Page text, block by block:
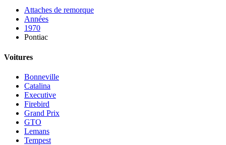
Attaches de remorque
Années
1970
Pontiac
Voitures
Bonneville
Catalina
Executive
Firebird
Grand Prix
GTO
Lemans
Tempest